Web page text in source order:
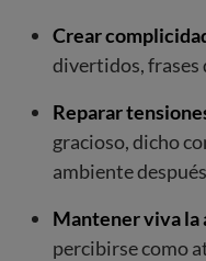
Crear
divertidos, frases
Reparar
gracioso, dicho
ambiente
Mantener viva la
percibirse como